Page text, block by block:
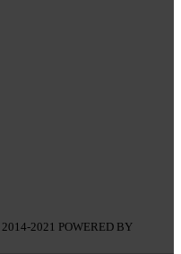
2014-2021 POWERED BY